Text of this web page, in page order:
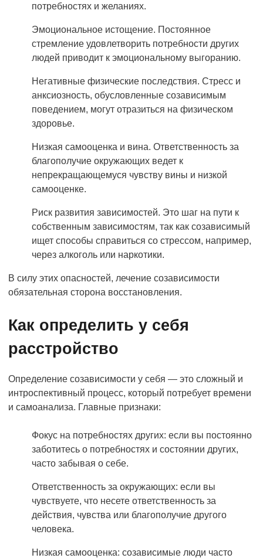
потребностях и желаниях.
Эмоциональное истощение. Постоянное
стремление удовлетворить потребности других
людей приводит к эмоциональному выгоранию.
Негативные физические последствия. Стресс и
анксиозность, обусловленные созависимым
поведением, могут отразиться на физическом
здоровье.
Низкая самооценка и вина. Ответственность за
благополучие окружающих ведет к
непрекращающемуся чувству вины и низкой
самооценке.
Риск развития зависимостей. Это шаг на пути к
собственным зависимостям, так как созависимый
ищет способы справиться со стрессом, например,
через алкоголь или наркотики.
В силу этих опасностей, лечение созависимости
обязательная сторона восстановления.
Как определить у себя
расстройство
Определение созависимости у себя — это сложный и
интроспективный процесс, который потребует времени
и самоанализа. Главные признаки:
Фокус на потребностях других: если вы постоянно
заботитесь о потребностях и состоянии других,
часто забывая о себе.
Ответственность за окружающих: если вы
чувствуете, что несете ответственность за
действия, чувства или благополучие другого
человека.
Низкая самооценка: созависимые люди часто